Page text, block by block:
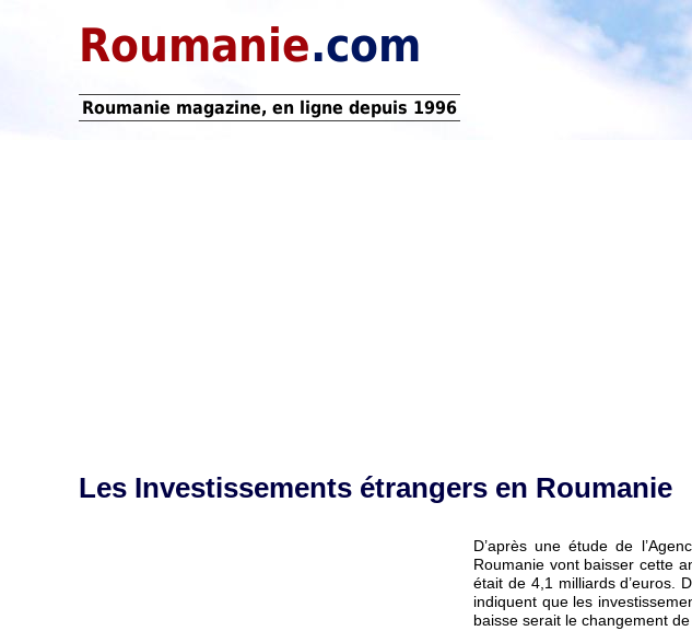
Roumanie.com
Roumanie magazine, en ligne depuis 1996
Les Investissements étrangers en Roumanie
D’après une étude de
Roumanie vont baisser cette
était de 4,1 milliards d’euros.
indiquent que les
baisse serait le changement